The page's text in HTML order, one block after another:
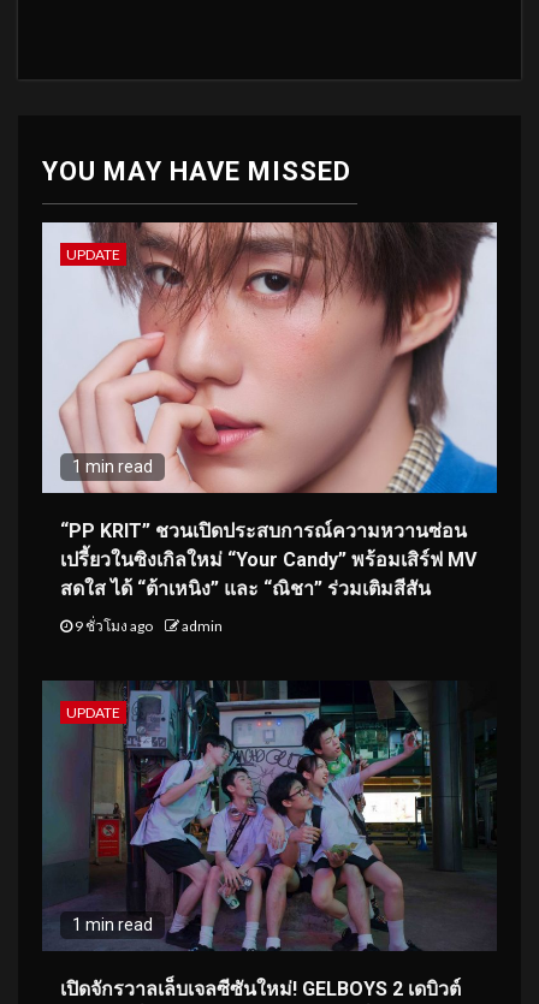
YOU MAY HAVE MISSED
UPDATE
1 min read
“PP KRIT” ชวนเปิดประสบการณ์ความหวานซ่อน
เปรี้ยวในซิงเกิลใหม่ “Your Candy” พร้อมเสิร์ฟ MV
สดใส ได้ “ต้าเหนิง” และ “ณิชา” ร่วมเติมสีสัน
9 ชั่วโมง ago admin
UPDATE
1 min read
เปิดจักรวาลเล็บเจลซีซันใหม่! GELBOYS 2 เดบิวต์